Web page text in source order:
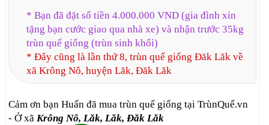
* Bạn đã đặt số tiền 4.000.000 VND (gia đình xin
tặng bạn cước giao qua nhà xe) và nhận trước 35kg
trùn quế giống (trùn sinh khối)
* Đây cũng là lần thứ 8, trùn quế giống Đăk Lăk về
xã Krông Nô, huyện Lăk, Đăk Lăk
Cảm ơn bạn Huấn đã mua trùn quế giống tại TrùnQuế.vn
- Ở xãKrông Nô, Lăk, Lăk, Đăk Lăk